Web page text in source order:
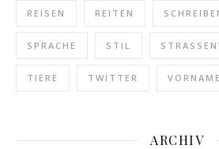
REISEN REITEN
SPRACHE STIL
TIERE TWITTER
ARCHIV